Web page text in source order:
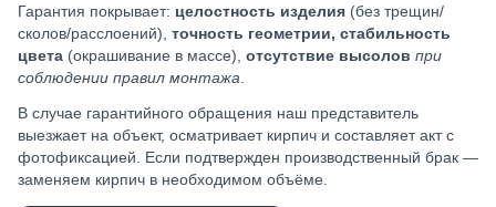
Гарантия покрывает: целостность изделия (без трещин/
сколов/расслоений), точность геометрии, стабильность
цвета (окрашивание в массе), отсутствие высолов при
соблюдении правил монтажа
В случае гарантийного обращения наш представитель
выезжает на объект, осматривает кирпич и составляет акт с
фотофиксацией. Если подтвержден производственный брак —
заменяем кирпич в необходимом объёме.